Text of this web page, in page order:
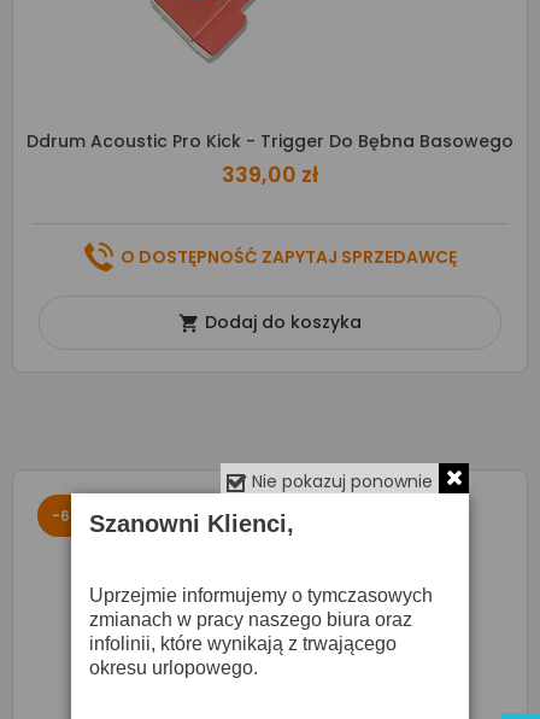
Ddrum Acoustic Pro Kick - Trigger Do Bębna Basowego
339,00 zł
O DOSTĘPNOŚĆ ZAPYTAJ SPRZEDAWCĘ
 Dodaj do koszyka
-6%
Nie pokazuj ponownie
Szanowni Klienci,
Uprzejmie informujemy o tymczasowych
zmianach w pracy naszego biura oraz
infolinii, które wynikają z trwającego
okresu urlopowego.